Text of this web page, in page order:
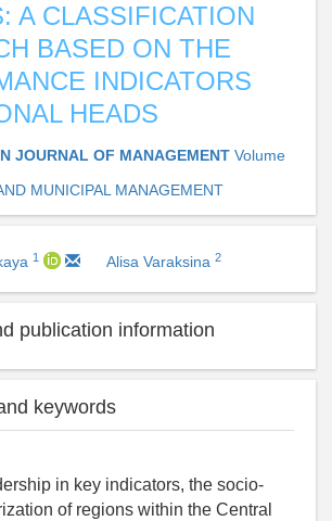
A CLASSIFICATION
BASED ON THE
INDICATORS
HEADS
JOURNAL OF MANAGEMENT Volume
MUNICIPAL MANAGEMENT
1 Alisa Varaksina 2
publication information
keywords
in key indicators, the socio-
of regions within the Central